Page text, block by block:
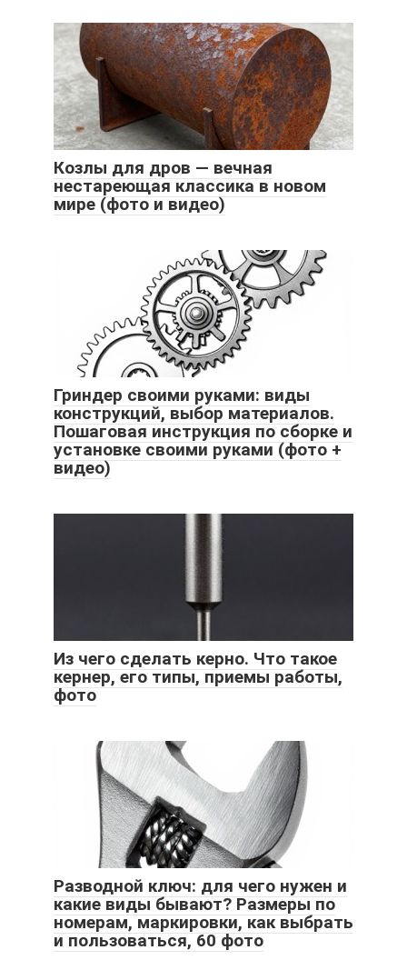
Козлы для дров — вечная
нестареющая классика в новом
мире (фото и видео)
Гриндер своими руками: виды
конструкций, выбор материалов.
Пошаговая инструкция по сборке и
установке своими руками (фото +
видео)
Из чего сделать керно. Что такое
кернер, его типы, приемы работы,
фото
Разводной ключ: для чего нужен и
какие виды бывают? Размеры по
номерам, маркировки, как выбрать
и пользоваться, 60 фото